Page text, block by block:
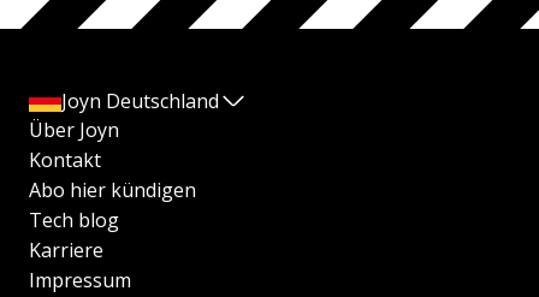
Joyn Deutschland
Über Joyn
Kontakt
Abo hier kündigen
Tech blog
Karriere
Impressum